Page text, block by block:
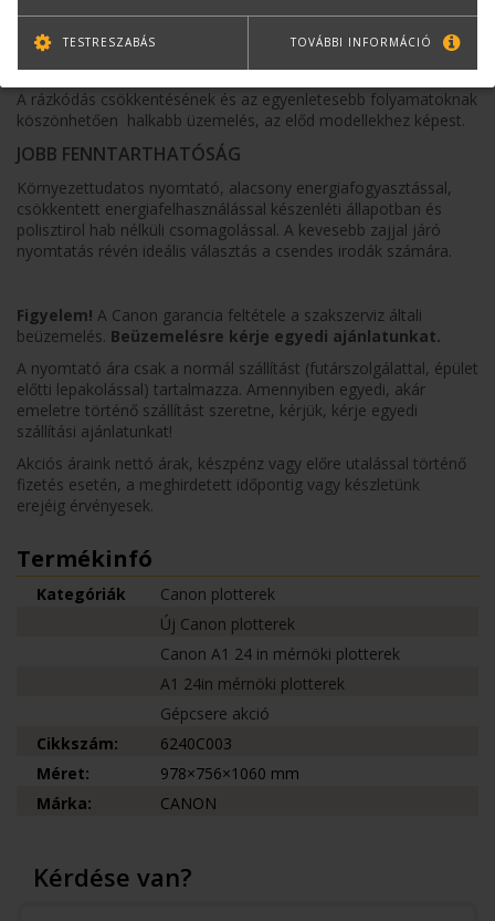
felső fedélen keresztül.
CSENDES MŰKÖDÉS
A rázkódás csökkentésének és az egyenletesebb folyamatoknak
köszönhetően halkabb üzemelés, az előd modellekhez képest.
JOBB FENNTARTHATÓSÁG
Környezettudatos nyomtató, alacsony energiafogyasztással,
csökkentett energiafelhasználással készenléti állapotban és
polisztirol hab nélküli csomagolással. A kevesebb zajjal járó
nyomtatás révén ideális választás a csendes irodák számára.
Figyelem! A Canon garancia feltétele a szakszerviz általi
beüzemelés. Beüzemelésre kérje egyedi ajánlatunkat.
A nyomtató ára csak a normál szállítást (futárszolgálattal, épület
előtti lepakolással) tartalmazza. Amennyiben egyedi, akár
emeletre történő szállítást szeretne, kérjük, kérje egyedi
szállítási ajánlatunkat!
Akciós áraink nettó árak, készpénz vagy előre utalással történő
fizetés esetén, a meghirdetett időpontig vagy készletünk
erejéig érvényesek.
Termékinfó
Kategóriák
Canon plotterek
Új Canon plotterek
Canon A1 24 in mérnöki plotterek
A1 24in mérnöki plotterek
Gépcsere akció
Cikkszám:
6240C003
Méret:
978×756×1060 mm
Márka:
CANON
Kérdése van?
TESTRESZABÁS TOVÁBBI INFORMÁCIÓ